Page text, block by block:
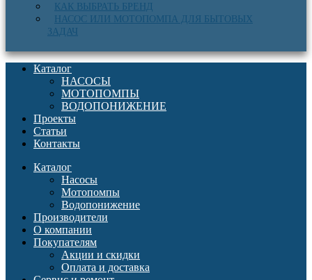
КАК ВЫБРАТЬ БРЕНД
НАСОС ИЛИ МОТОПОМПА ДЛЯ БЫТОВЫХ
ЗАДАЧ
Каталог
НАСОСЫ
МОТОПОМПЫ
ВОДОПОНИЖЕНИЕ
Проекты
Статьи
Контакты
Каталог
Насосы
Мотопомпы
Водопонижение
Производители
О компании
Покупателям
Акции и скидки
Оплата и доставка